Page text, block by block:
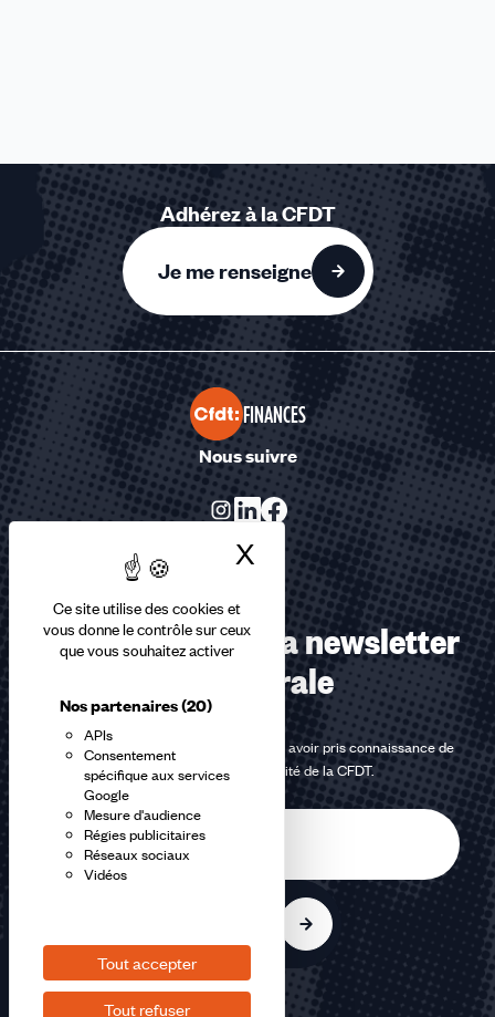
Ce site utilise des cookies et
vous donne le contrôle sur ceux
que vous souhaitez activer
Nos partenaires(20)
APIs
Consentement
spécifique aux services
Google
Mesure d'audience
Régies publicitaires
Réseaux sociaux
Vidéos
Tout accepter
Tout refuser
X Masquer le
Adhérez à la CFDT
Je me renseigne
FINANCES
Nous suivre
Abonnez-vous à la newsletter
confédérale
En m'inscrivant à la newsletter, j'affirme avoir pris connaissance de
lapolitique de confidentialité de la CFDT.